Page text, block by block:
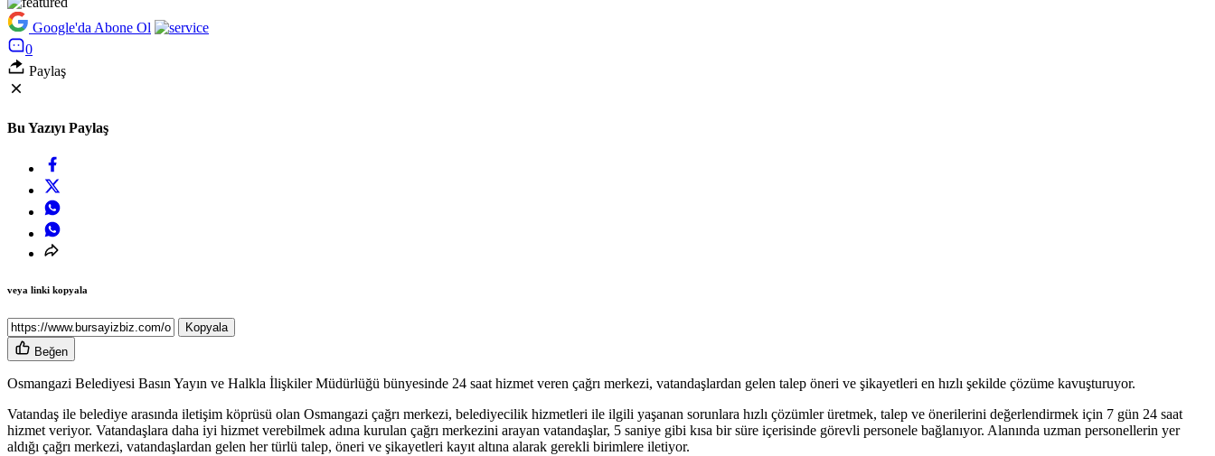
Google'da Abone Ol
0
Paylaş
Bu Yazıyı Paylaş
veya linki kopyala
Kopyala
Beğen
Osmangazi Belediyesi Basın Yayın ve Halkla İlişkiler Müdürlüğü bünyesinde 24 saat hizmet veren çağrı merkezi, vatandaşlardan gelen talep öneri ve şikayetleri en hızlı şekilde çözüme kavuşturuyor.
Vatandaş ile belediye arasında iletişim köprüsü olan Osmangazi çağrı merkezi, belediyecilik hizmetleri ile ilgili yaşanan sorunlara hızlı çözümler üretmek, talep ve önerilerini değerlendirmek için 7 gün 24 saat
hizmet veriyor. Vatandaşlara daha iyi hizmet verebilmek adına kurulan çağrı merkezini arayan vatandaşlar, 5 saniye gibi kısa bir süre içerisinde görevli personele bağlanıyor. Alanında uzman personellerin yer
aldığı çağrı merkezi, vatandaşlardan gelen her türlü talep, öneri ve şikayetleri kayıt altına alarak gerekli birimlere iletiyor.